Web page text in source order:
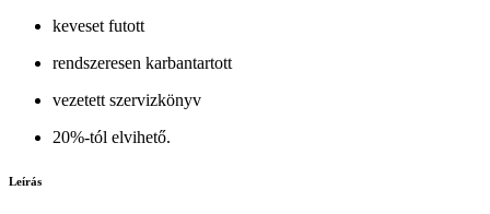
keveset futott
rendszeresen karbantartott
vezetett szervizkönyv
20%-tól elvihető.
Leírás